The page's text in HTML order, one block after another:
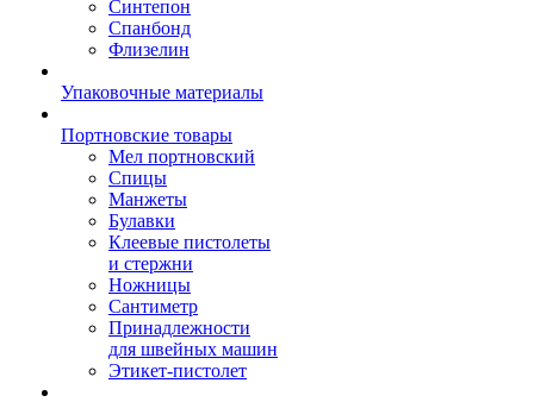
Синтепон
Спанбонд
Флизелин
Упаковочные материалы
Портновские товары
Мел портновский
Спицы
Манжеты
Булавки
Клеевые пистолеты
и стержни
Ножницы
Сантиметр
Принадлежности
для швейных машин
Этикет-пистолет